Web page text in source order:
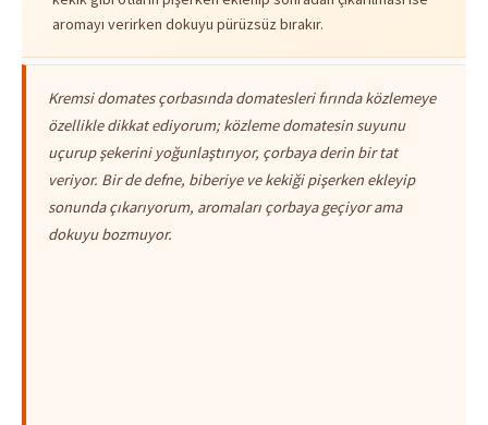
aromayı verirken dokuyu pürüzsüz bırakır.
Kremsi domates çorbasında domatesleri fırında közlemeye
özellikle dikkat ediyorum; közleme domatesin suyunu
uçurup şekerini yoğunlaştırıyor, çorbaya derin bir tat
veriyor. Bir de defne, biberiye ve kekiği pişerken ekleyip
sonunda çıkarıyorum, aromaları çorbaya geçiyor ama
dokuyu bozmuyor.